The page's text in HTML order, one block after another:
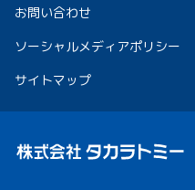
お問い合わせ
ソーシャルメディアポリシー
サイトマップ